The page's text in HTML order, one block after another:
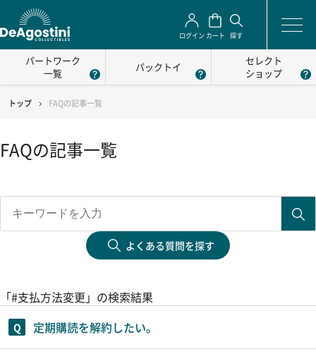
ログイン カート 探す
パートワーク
一覧
パックトイ
セレクト
ショップ
トップ FAQの記事一覧
FAQの記事一覧
よくある質問を探す
「#支払方法変更」の検索結果
定期購読を解約したい。